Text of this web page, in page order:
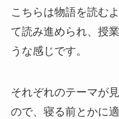
こちらは物語を読む
て読み進められ、授
うな感じです。
それぞれのテーマが
ので、寝る前とかに